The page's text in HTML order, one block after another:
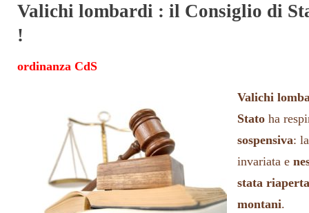
Valichi lombardi : il Consiglio di
!
ordinanza CdS
Valichi
Stato ha
sospensiva:
invariata e
stata
montani.